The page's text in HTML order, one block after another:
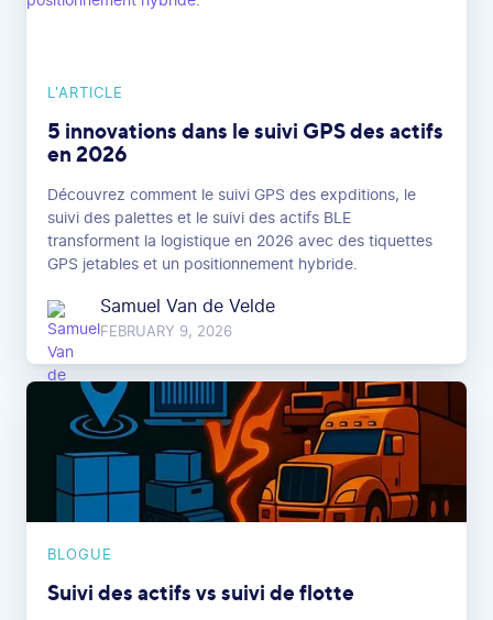
L'ARTICLE
5 innovations dans le suivi GPS des actifs
en 2026
Découvrez comment le suivi GPS des expditions, le
suivi des palettes et le suivi des actifs BLE
transforment la logistique en 2026 avec des tiquettes
GPS jetables et un positionnement hybride.
Samuel Van de Velde
FEBRUARY 9, 2026
BLOGUE
Suivi des actifs vs suivi de flotte